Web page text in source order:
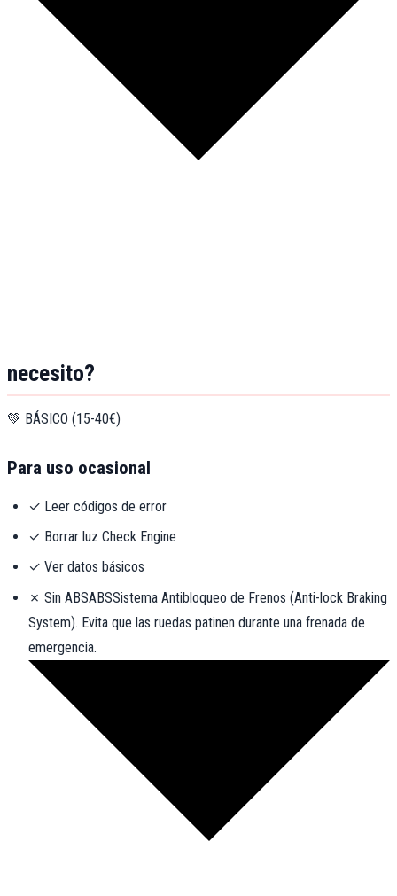
necesito?
💚 BÁSICO (15-40€)
Para uso ocasional
✓ Leer códigos de error
✓ Borrar luz Check Engine
✓ Ver datos básicos
✗ Sin ABSABSSistema Antibloqueo de Frenos (Anti-lock Braking
System). Evita que las ruedas patinen durante una frenada de
emergencia.